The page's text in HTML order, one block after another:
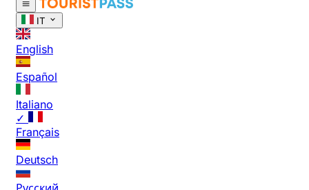
IT
English
Español
Italiano
✓
Français
Deutsch